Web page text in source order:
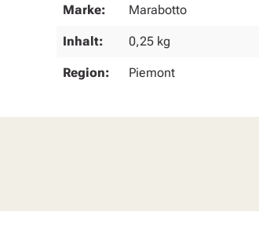
Marke: Marabotto
Inhalt: 0,25 kg
Region: Piemont